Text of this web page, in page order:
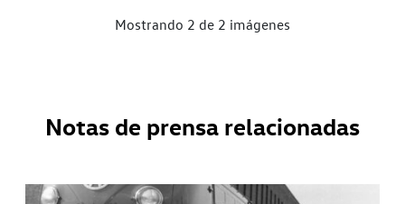
Mostrando 2 de 2 imágenes
Notas de prensa relacionadas